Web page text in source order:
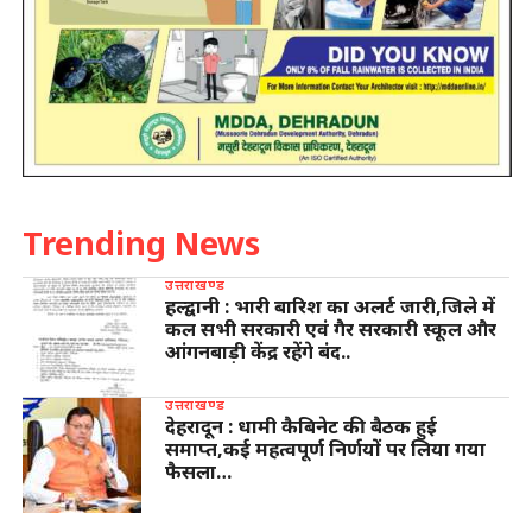
Trending News
उत्तराखण्ड
हल्द्वानी : भारी बारिश का अलर्ट जारी,जिले में
कल सभी सरकारी एवं गैर सरकारी स्कूल और
आंगनबाड़ी केंद्र रहेंगे बंद..
उत्तराखण्ड
देहरादून : धामी कैबिनेट की बैठक हुई
समाप्त,कई महत्वपूर्ण निर्णयों पर लिया गया
फैसला…